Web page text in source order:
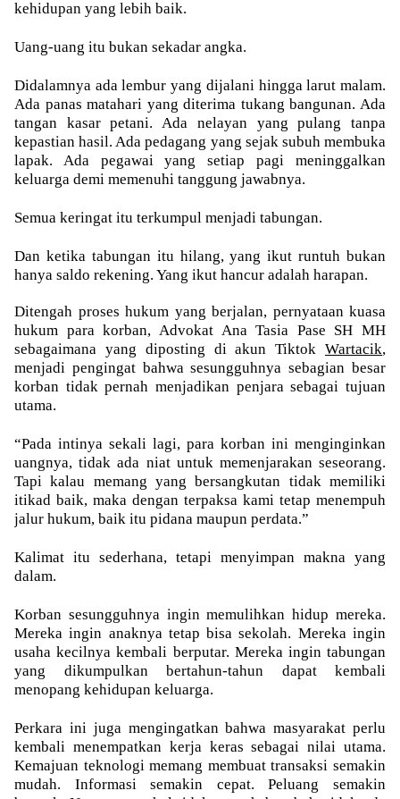
kehidupan yang lebih baik.
Uang-uang itu bukan sekadar angka.
Didalamnya ada lembur yang dijalani hingga larut malam.
Ada panas matahari yang diterima tukang bangunan. Ada
tangan kasar petani. Ada nelayan yang pulang tanpa
kepastian hasil. Ada pedagang yang sejak subuh membuka
lapak. Ada pegawai yang setiap pagi meninggalkan
keluarga demi memenuhi tanggung jawabnya.
Semua keringat itu terkumpul menjadi tabungan.
Dan ketika tabungan itu hilang, yang ikut runtuh bukan
hanya saldo rekening. Yang ikut hancur adalah harapan.
Ditengah proses hukum yang berjalan, pernyataan kuasa
hukum para korban, Advokat Ana Tasia Pase SH MH
sebagaimana yang diposting di akun Tiktok Wartacik,
menjadi pengingat bahwa sesungguhnya sebagian besar
korban tidak pernah menjadikan penjara sebagai tujuan
utama.
“Pada intinya sekali lagi, para korban ini menginginkan
uangnya, tidak ada niat untuk memenjarakan seseorang.
Tapi kalau memang yang bersangkutan tidak memiliki
itikad baik, maka dengan terpaksa kami tetap menempuh
jalur hukum, baik itu pidana maupun perdata.”
Kalimat itu sederhana, tetapi menyimpan makna yang
dalam.
Korban sesungguhnya ingin memulihkan hidup mereka.
Mereka ingin anaknya tetap bisa sekolah. Mereka ingin
usaha kecilnya kembali berputar. Mereka ingin tabungan
yang dikumpulkan bertahun-tahun dapat kembali
menopang kehidupan keluarga.
Perkara ini juga mengingatkan bahwa masyarakat perlu
kembali menempatkan kerja keras sebagai nilai utama.
Kemajuan teknologi memang membuat transaksi semakin
mudah. Informasi semakin cepat. Peluang semakin